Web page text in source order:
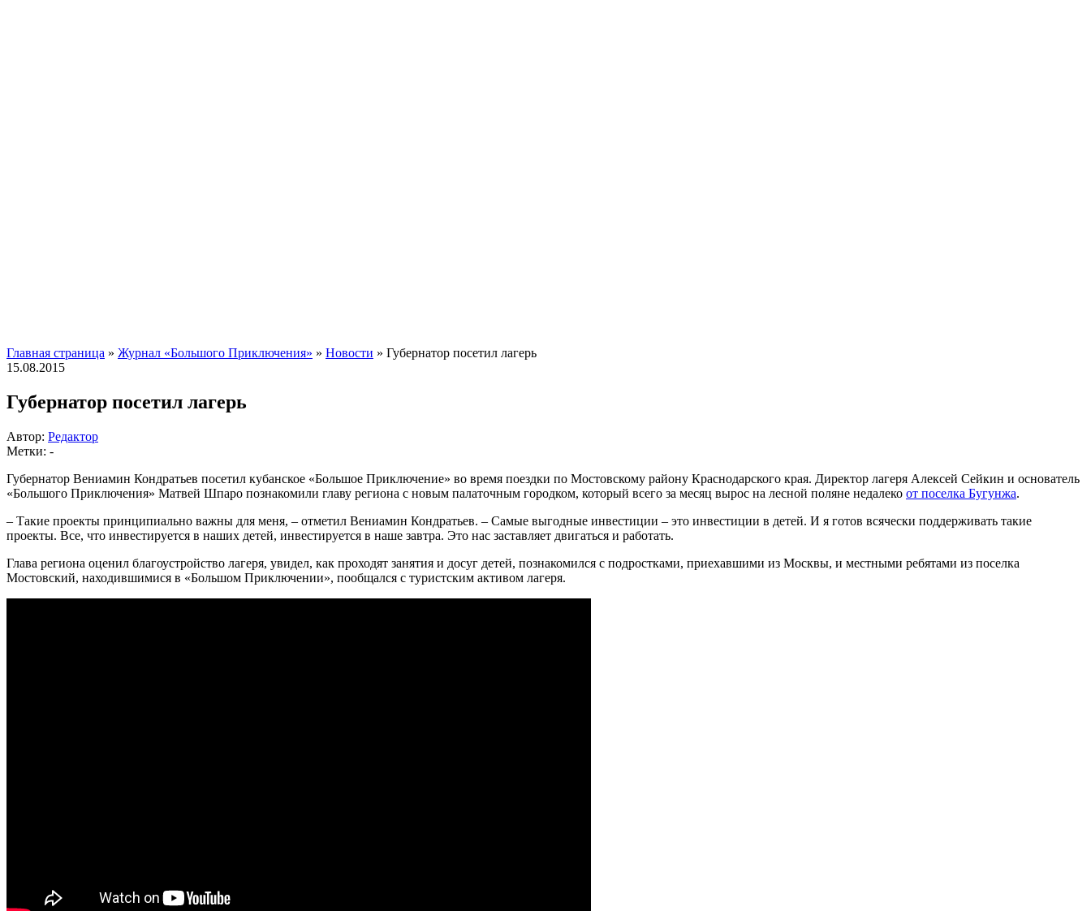
Главная страница » Журнал «Большого Приключения» » Новости » Губернатор посетил лагерь
15.08.2015
Губернатор посетил лагерь
Автор: Редактор
Метки: -
Губернатор Вениамин Кондратьев посетил кубанское «Большое Приключение» во время поездки по Мостовскому району Краснодарского края. Директор лагеря Алексей Сейкин и основатель
«Большого Приключения» Матвей Шпаро познакомили главу региона с новым палаточным городком, который всего за месяц вырос на лесной поляне недалеко от поселка Бугунжа.
– Такие проекты принципиально важны для меня, – отметил Вениамин Кондратьев. – Самые выгодные инвестиции – это инвестиции в детей. И я готов всячески поддерживать такие
проекты. Все, что инвестируется в наших детей, инвестируется в наше завтра. Это нас заставляет двигаться и работать.
Глава региона оценил благоустройство лагеря, увидел, как проходят занятия и досуг детей, познакомился с подростками, приехавшими из Москвы, и местными ребятами из поселка
Мостовский, находившимися в «Большом Приключении», пообщался с туристским активом лагеря.